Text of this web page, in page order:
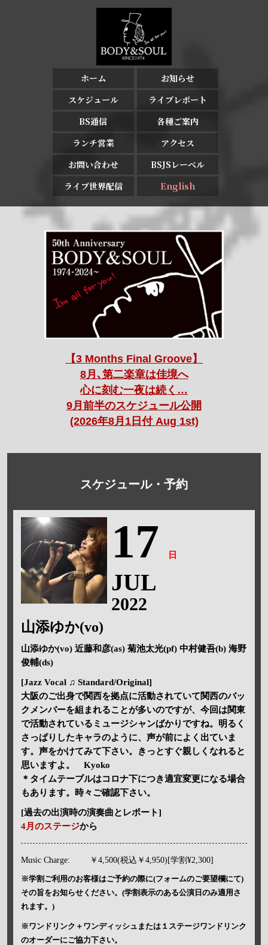
ホーム
お知らせ
スケジュール
ライブレポート
BS通信
各種ご案内
ランチ営業
アクセス
お問い合わせ
BSJSレーベル
ライブ世界配信
English
【3 Months Final Groove】
8月､第二楽章は佳境へ
心に刻む一夜は続く…
9月前半のスケジュール公開
(2026年8月1日付 Aug 1st)
スケジュール・予約
17 日
JUL
2022
山添ゆか(vo)
山添ゆか(vo) 近藤和彦(as) 菊池太光(pf) 中村健吾(b) 海野
俊輔(ds)
[Jazz Vocal ♫ Standard/Original]
大阪のご出身で関西を拠点に活動されていて関西のバッ
クメンバーを組まれることが多いのですが、今回は関東
で活動されているミュージシャンばかりですね。明るく
さっぱりしたキャラのように、声が前によく出ていま
す。声をかけてみて下さい。きっとすぐ親しくなれると
思いますよ。 Kyoko
＊タイムテーブルはコロナ下につき適宜変更になる場合
もあります。時々ご確認下さい。
[過去の出演時の演奏曲とレポート]
4月のステージから
Music Charge: ￥4,500(税込￥4,950)[学割¥2,300]
※学割ご利用のお客様はご予約の際に(フォームのご要望欄にて)
その旨をお知らせください。(学割表示のある公演日のみ適用さ
れます。)
※ワンドリンク＋ワンディッシュまたは１ステージワンドリンク
のオーダーにご協力下さい。